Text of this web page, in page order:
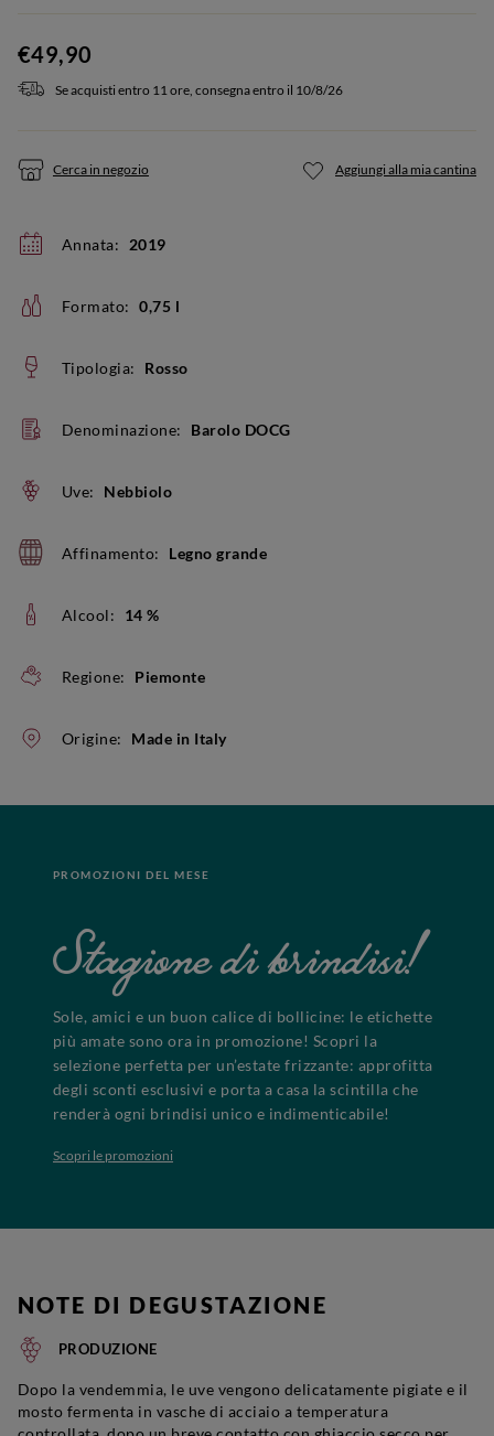
€49,90
Se acquisti entro 11 ore, consegna entro il 10/8/26
Cerca in negozio Aggiungi alla mia cantina
Annata: 2019
Formato: 0,75 l
Tipologia: Rosso
Denominazione: Barolo DOCG
Uve: Nebbiolo
Affinamento: Legno grande
Alcool: 14 %
Regione: Piemonte
Origine: Made in Italy
PROMOZIONI DEL MESE
Stagione di brindisi!
Sole, amici e un buon calice di bollicine: le etichette
più amate sono ora in promozione! Scopri la
selezione perfetta per un’estate frizzante: approfitta
degli sconti esclusivi e porta a casa la scintilla che
renderà ogni brindisi unico e indimenticabile!
Scopri le promozioni
NOTE DI DEGUSTAZIONE
PRODUZIONE
Dopo la vendemmia, le uve vengono delicatamente pigiate e il
mosto fermenta in vasche di acciaio a temperatura